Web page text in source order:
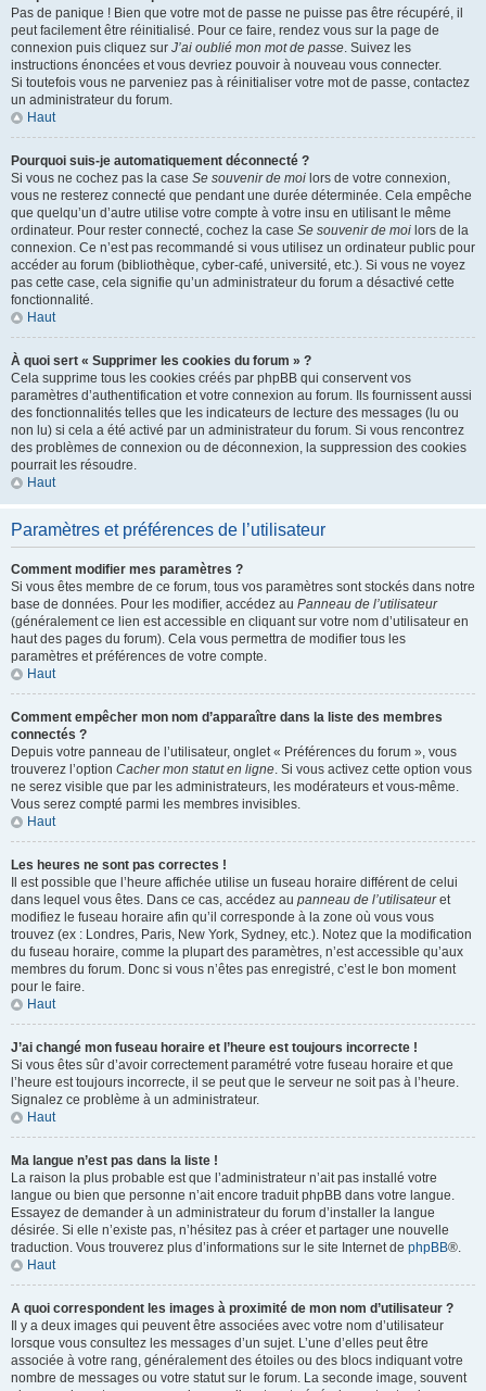
Pas de panique ! Bien que votre mot de passe ne puisse pas être récupéré, il
peut facilement être réinitialisé. Pour ce faire, rendez vous sur la page de
connexion puis cliquez sur J’ai oublié mon mot de passe. Suivez les
instructions énoncées et vous devriez pouvoir à nouveau vous connecter.
Si toutefois vous ne parveniez pas à réinitialiser votre mot de passe, contactez
un administrateur du forum.
Haut
Pourquoi suis-je automatiquement déconnecté ?
Si vous ne cochez pas la case Se souvenir de moi lors de votre connexion,
vous ne resterez connecté que pendant une durée déterminée. Cela empêche
que quelqu’un d’autre utilise votre compte à votre insu en utilisant le même
ordinateur. Pour rester connecté, cochez la case Se souvenir de moi lors de la
connexion. Ce n’est pas recommandé si vous utilisez un ordinateur public pour
accéder au forum (bibliothèque, cyber-café, université, etc.). Si vous ne voyez
pas cette case, cela signifie qu’un administrateur du forum a désactivé cette
fonctionnalité.
Haut
À quoi sert « Supprimer les cookies du forum » ?
Cela supprime tous les cookies créés par phpBB qui conservent vos
paramètres d’authentification et votre connexion au forum. Ils fournissent aussi
des fonctionnalités telles que les indicateurs de lecture des messages (lu ou
non lu) si cela a été activé par un administrateur du forum. Si vous rencontrez
des problèmes de connexion ou de déconnexion, la suppression des cookies
pourrait les résoudre.
Haut
Paramètres et préférences de l’utilisateur
Comment modifier mes paramètres ?
Si vous êtes membre de ce forum, tous vos paramètres sont stockés dans notre
base de données. Pour les modifier, accédez au Panneau de l’utilisateur
(généralement ce lien est accessible en cliquant sur votre nom d’utilisateur en
haut des pages du forum). Cela vous permettra de modifier tous les
paramètres et préférences de votre compte.
Haut
Comment empêcher mon nom d’apparaître dans la liste des membres
connectés ?
Depuis votre panneau de l’utilisateur, onglet « Préférences du forum », vous
trouverez l’option Cacher mon statut en ligne. Si vous activez cette option vous
ne serez visible que par les administrateurs, les modérateurs et vous-même.
Vous serez compté parmi les membres invisibles.
Haut
Les heures ne sont pas correctes !
Il est possible que l’heure affichée utilise un fuseau horaire différent de celui
dans lequel vous êtes. Dans ce cas, accédez au panneau de l’utilisateuret
modifiez le fuseau horaire afin qu’il corresponde à la zone où vous vous
trouvez (ex : Londres, Paris, New York, Sydney, etc.). Notez que la modification
du fuseau horaire, comme la plupart des paramètres, n’est accessible qu’aux
membres du forum. Donc si vous n’êtes pas enregistré, c’est le bon moment
pour le faire.
Haut
J’ai changé mon fuseau horaire et l’heure est toujours incorrecte !
Si vous êtes sûr d’avoir correctement paramétré votre fuseau horaire et que
l’heure est toujours incorrecte, il se peut que le serveur ne soit pas à l’heure.
Signalez ce problème à un administrateur.
Haut
Ma langue n’est pas dans la liste !
La raison la plus probable est que l’administrateur n’ait pas installé votre
langue ou bien que personne n’ait encore traduit phpBB dans votre langue.
Essayez de demander à un administrateur du forum d’installer la langue
désirée. Si elle n’existe pas, n’hésitez pas à créer et partager une nouvelle
traduction. Vous trouverez plus d’informations sur le site Internet de phpBB®.
Haut
A quoi correspondent les images à proximité de mon nom d’utilisateur ?
Il y a deux images qui peuvent être associées avec votre nom d’utilisateur
lorsque vous consultez les messages d’un sujet. L’une d’elles peut être
associée à votre rang, généralement des étoiles ou des blocs indiquant votre
nombre de messages ou votre statut sur le forum. La seconde image, souvent